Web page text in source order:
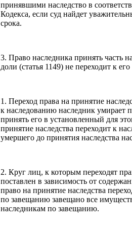
принявшими наследство в
Кодекса, если суд найдет
срока.
3. Право наследника принять часть
доли (статья 1149) не переходит к
1. Переход права на принятие
к наследованию наследник умирает
принять его в установленный для
принятие наследства переходит к
умершего до принятия наследства
2. Круг лиц, к которым переходят
поставлен в зависимость от
право на принятие наследства
по завещанию завещано все
наследникам по завещанию.